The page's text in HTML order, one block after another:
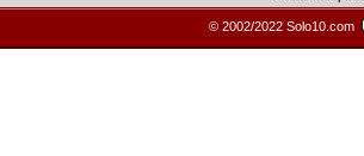
© 2002/2022 Solo10.com